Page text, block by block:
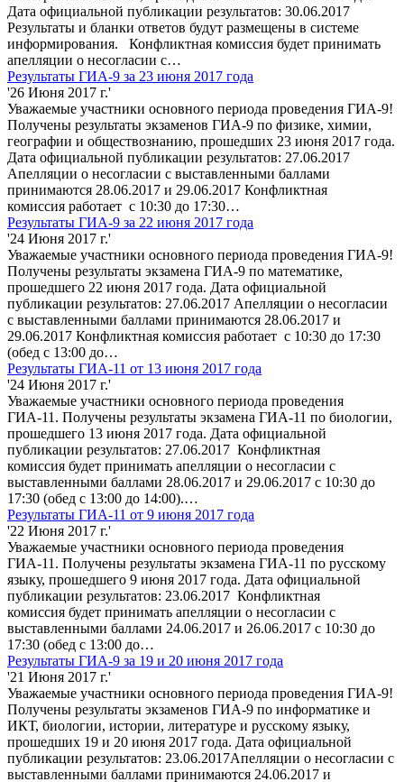
Дата официальной публикации результатов: 30.06.2017
Результаты и бланки ответов будут размещены в системе
информирования. Конфликтная комиссия будет принимать
апелляции о несогласии с…
Результаты ГИА-9 за 23 июня 2017 года
'26 Июня 2017 г.'
Уважаемые участники основного периода проведения ГИА-9!
Получены результаты экзаменов ГИА-9 по физике, химии,
географии и обществознанию, прошедших 23 июня 2017 года.
Дата официальной публикации результатов: 27.06.2017
Апелляции о несогласии с выставленными баллами
принимаются 28.06.2017 и 29.06.2017 Конфликтная
комиссия работает с 10:30 до 17:30…
Результаты ГИА-9 за 22 июня 2017 года
'24 Июня 2017 г.'
Уважаемые участники основного периода проведения ГИА-9!
Получены результаты экзамена ГИА-9 по математике,
прошедшего 22 июня 2017 года. Дата официальной
публикации результатов: 27.06.2017 Апелляции о несогласии
с выставленными баллами принимаются 28.06.2017 и
29.06.2017 Конфликтная комиссия работает с 10:30 до 17:30
(обед с 13:00 до…
Результаты ГИА-11 от 13 июня 2017 года
'24 Июня 2017 г.'
Уважаемые участники основного периода проведения
ГИА-11. Получены результаты экзамена ГИА-11 по биологии,
прошедшего 13 июня 2017 года. Дата официальной
публикации результатов: 27.06.2017 Конфликтная
комиссия будет принимать апелляции о несогласии с
выставленными баллами 28.06.2017 и 29.06.2017 с 10:30 до
17:30 (обед с 13:00 до 14:00).…
Результаты ГИА-11 от 9 июня 2017 года
'22 Июня 2017 г.'
Уважаемые участники основного периода проведения
ГИА-11. Получены результаты экзамена ГИА-11 по русскому
языку, прошедшего 9 июня 2017 года. Дата официальной
публикации результатов: 23.06.2017 Конфликтная
комиссия будет принимать апелляции о несогласии с
выставленными баллами 24.06.2017 и 26.06.2017 с 10:30 до
17:30 (обед с 13:00 до…
Результаты ГИА-9 за 19 и 20 июня 2017 года
'21 Июня 2017 г.'
Уважаемые участники основного периода проведения ГИА-9!
Получены результаты экзаменов ГИА-9 по информатике и
ИКТ, биологии, истории, литературе и русскому языку,
прошедших 19 и 20 июня 2017 года. Дата официальной
публикации результатов: 23.06.2017Апелляции о несогласии с
выставленными баллами принимаются 24.06.2017 и